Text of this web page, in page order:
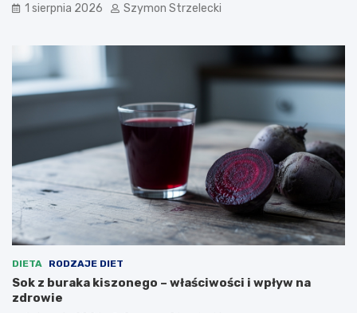
1 sierpnia 2026 Szymon Strzelecki
DIETA RODZAJE DIET
Sok z buraka kiszonego – właściwości i wpływ na
zdrowie